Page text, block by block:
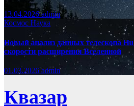
13.04.2026admin
Космос Наука
Новый анализ данных телескопа
скорости расширения Вселенной
01.03.2026admin
Квазар